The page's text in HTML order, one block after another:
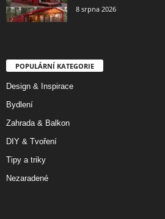
8 srpna 2026
POPULÁRNÍ KATEGORIE
Design & Inspirace
Bydlení
Zahrada & Balkon
DIY & Tvoření
Tipy a triky
Nezaradené